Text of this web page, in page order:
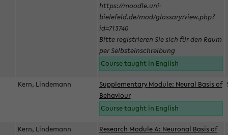
https://moodle.uni-
bielefeld.de/mod/glossary/view.php?
id=713740
Bitte registrieren Sie sich für den Raum
per Selbsteinschreibung
Course taught in English
Kern, Lindemann
Supplementary Module: Neural Basis of
Behaviour
Course taught in English
Kern, Lindemann
Research Module A: Neuronal Basis of